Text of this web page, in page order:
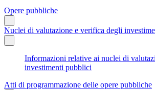
Opere pubbliche
Nuclei di valutazione e verifica degli
Informazioni relative ai nuclei di
investimenti pubblici
Atti di programmazione delle opere pubbliche